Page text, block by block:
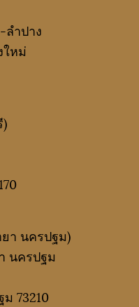
ลำปาง
ใหม่
า นครปฐม)
นครปฐม
73210